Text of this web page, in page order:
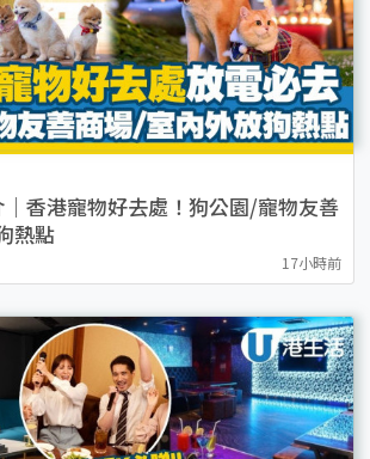
香港寵物好去處！狗公園/寵物友善
熱點
17小時前